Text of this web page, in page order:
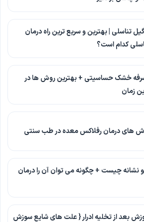
تناسلی | بهترین و سریع ترین راه درمان
کدام است؟
خشک حساسیتی + بهترین روش ها در
زمان
های درمان رفلاکس معده در طب سنتی
نشانه چیست + چگونه می توان آن را درمان
بعد از تخلیه ادرار { علت های شایع سوزش